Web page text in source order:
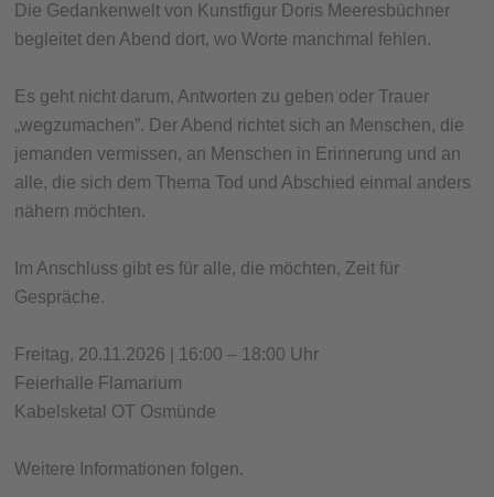
Die Gedankenwelt von Kunstfigur Doris Meeresbüchner
begleitet den Abend dort, wo Worte manchmal fehlen.
Es geht nicht darum, Antworten zu geben oder Trauer
„wegzumachen”. Der Abend richtet sich an Menschen, die
jemanden vermissen, an Menschen in Erinnerung und an
alle, die sich dem Thema Tod und Abschied einmal anders
nähern möchten.
Im Anschluss gibt es für alle, die möchten, Zeit für
Gespräche.
Freitag, 20.11.2026 | 16:00 – 18:00 Uhr
Feierhalle Flamarium
Kabelsketal OT Osmünde
Weitere Informationen folgen.